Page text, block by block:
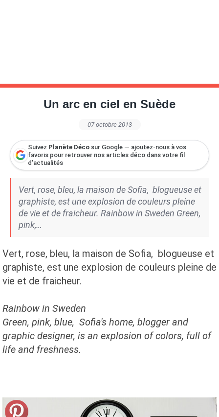
Un arc en ciel en Suède
07 octobre 2013
Suivez Planète Déco sur Google — ajoutez-nous à vos
favoris pour retrouver nos articles déco dans votre fil
d'actualités
Vert, rose, bleu, la maison de Sofia, blogueuse et
graphiste, est une explosion de couleurs pleine
de vie et de fraicheur. Rainbow in Sweden Green,
pink,…
Vert, rose, bleu, la maison de Sofia, blogueuse et
graphiste, est une explosion de couleurs pleine de
vie et de fraicheur.
Rainbow in Sweden
Green, pink, blue, Sofia's home, blogger and
graphic designer, is an explosion of colors, full of
life and freshness.